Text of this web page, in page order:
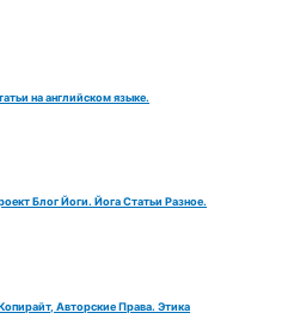
на английском языке.
Блог Йоги. Йога Статьи Разное.
Авторские Права. Этика